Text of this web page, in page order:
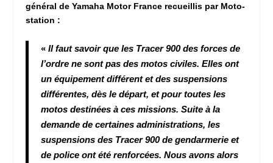
général de Yamaha Motor France recueillis par Moto-
station :
«Il faut savoir que les Tracer 900 des forces de
l’ordre ne sont pas des motos civiles. Elles ont
un équipement différent et des suspensions
différentes, dès le départ, et pour toutes les
motos destinées à ces missions. Suite à la
demande de certaines administrations, les
suspensions des Tracer 900 de gendarmerie et
de police ont été renforcées. Nous avons alors